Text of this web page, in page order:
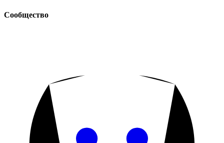
Сообщество